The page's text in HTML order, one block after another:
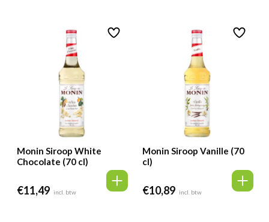
Monin Siroop White
Chocolate (70 cl)
€11,49 incl. btw
Monin Siroop Vanille (70
cl)
€10,89 incl. btw